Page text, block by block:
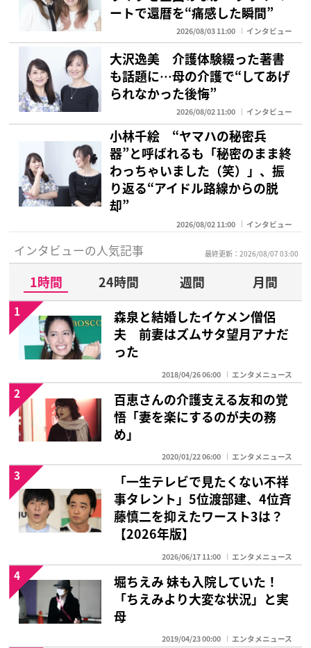
ートで還暦を“痛感した瞬間”
2026/08/03 11:00 インタビュー
大沢逸美 介護体験綴った著書
も話題に…母の介護で“してあげ
られなかった後悔”
2026/08/02 11:00 インタビュー
小林千絵 “ヤマハの秘密兵
器”と呼ばれるも「秘密のまま終
わっちゃいました（笑）」、振
り返る“アイドル路線からの脱
却”
2026/08/02 11:00 インタビュー
インタビューの人気記事 最終更新：2026/08/07 03:00
1時間 24時間 週間
月間
森泉と結婚したイケメン僧侶
夫 前妻はズムサタ望月アナだ
った
2018/04/26 06:00 エンタメニュース
1
百恵さんの介護支える友和の覚
悟「妻を楽にするのが夫の務
め」
2020/01/22 06:00 エンタメニュース
2
「一生テレビで見たくない不祥
事タレント」5位渡部建、4位斉
藤慎二を抑えたワースト3は？
【2026年版】
2026/06/17 11:00 エンタメニュース
3
堀ちえみ 妹も入院していた！
「ちえみより大変な状況」と実
母
2019/04/23 00:00 エンタメニュース
4